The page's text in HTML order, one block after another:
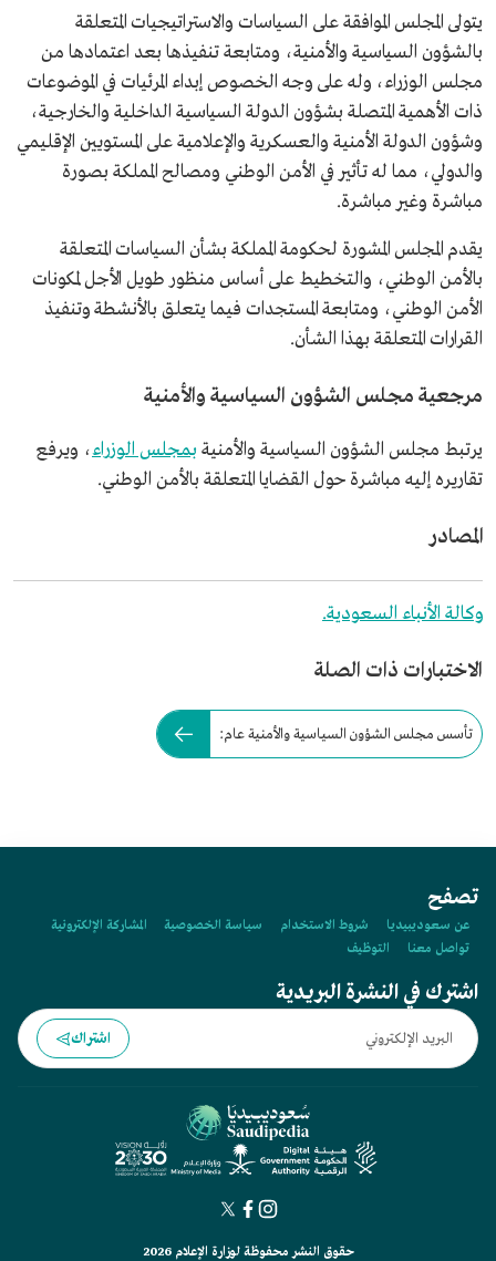
يتولى المجلس الموافقة على السياسات والاستراتيجيات المتعلقة
بالشؤون السياسية والأمنية، ومتابعة تنفيذها بعد اعتمادها من
مجلس الوزراء، وله على وجه الخصوص إبداء المرئيات في الموضوعات
ذات الأهمية المتصلة بشؤون الدولة السياسية الداخلية والخارجية،
وشؤون الدولة الأمنية والعسكرية والإعلامية على المستويين الإقليمي
والدولي، مما له تأثير في الأمن الوطني ومصالح المملكة بصورة
مباشرة وغير مباشرة.
يقدم المجلس المشورة لحكومة المملكة بشأن السياسات المتعلقة
بالأمن الوطني، والتخطيط على أساس منظور طويل الأجل لمكونات
الأمن الوطني، ومتابعة المستجدات فيما يتعلق بالأنشطة وتنفيذ
القرارات المتعلقة بهذا الشأن.
مرجعية مجلس الشؤون السياسية والأمنية
يرتبط مجلس الشؤون السياسية والأمنية بمجلس الوزراء، ويرفع
تقاريره إليه مباشرة حول القضايا المتعلقة بالأمن الوطني.
المصادر
وكالة الأنباء السعودية.
الاختبارات ذات الصلة
تأسس مجلس الشؤون السياسية والأمنية عام:
تصفح
عن سعوديبيديا شروط الاستخدام سياسة الخصوصية
المشاركة الإلكترونية
تواصل معنا
التوظيف
اشترك في النشرة البريدية
اشتراك
حقوق النشر محفوظة لوزارة الإعلام 2026